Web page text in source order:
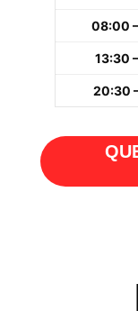
08:00
13:30
20:30